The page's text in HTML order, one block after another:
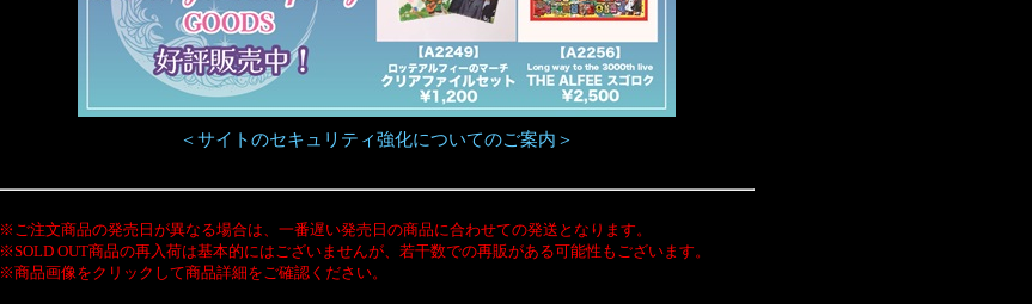
＜サイトのセキュリティ強化についてのご案内＞
※ご注文商品の発売日が異なる場合は、一番遅い発売日の商品に合わせての発送となります。
※SOLD OUT商品の再入荷は基本的にはございませんが、若干数での再販がある可能性もございます。
※商品画像をクリックして商品詳細をご確認ください。